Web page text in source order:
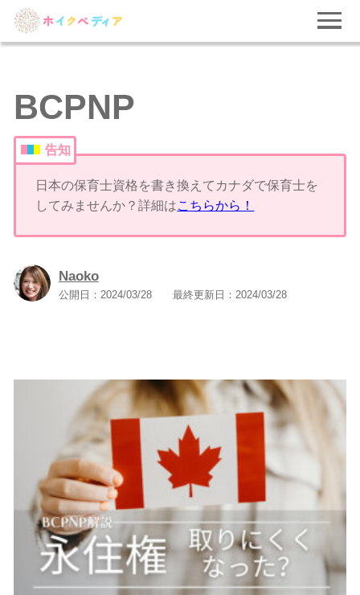
BCPNP
告知
日本の保育士資格を書き換えてカナダで保育士を
してみませんか？詳細はこちらから！
Naoko
公開日： 2024/03/28 最終更新日： 2024/03/28